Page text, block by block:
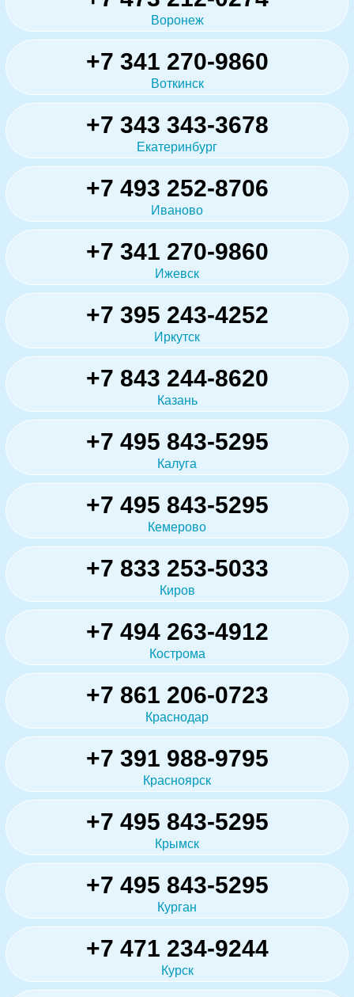
Воронеж
+7 341 270-9860
Воткинск
+7 343 343-3678
Екатеринбург
+7 493 252-8706
Иваново
+7 341 270-9860
Ижевск
+7 395 243-4252
Иркутск
+7 843 244-8620
Казань
+7 495 843-5295
Калуга
+7 495 843-5295
Кемерово
+7 833 253-5033
Киров
+7 494 263-4912
Кострома
+7 861 206-0723
Краснодар
+7 391 988-9795
Красноярск
+7 495 843-5295
Крымск
+7 495 843-5295
Курган
+7 471 234-9244
Курск